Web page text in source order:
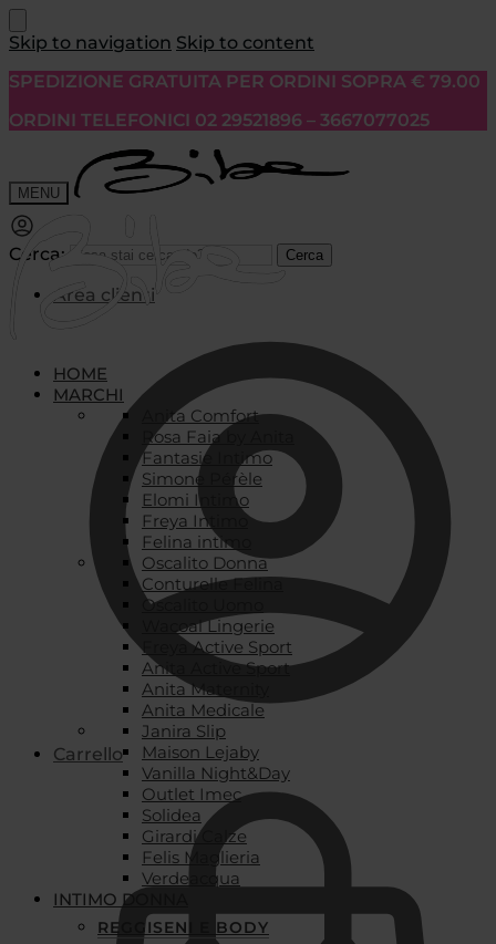
Skip to navigation Skip to content
SPEDIZIONE GRATUITA PER ORDINI SOPRA € 79.00
ORDINI TELEFONICI 02 29521896 – 3667077025
MENU
Cerca: Cerca
Area clienti
Carrello
HOME
MARCHI
Anita Comfort
Rosa Faia by Anita
Fantasie Intimo
Simone Pérèle
Elomi Intimo
Freya Intimo
Felina intimo
Oscalito Donna
Conturelle Felina
Oscalito Uomo
Wacoal Lingerie
Freya Active Sport
Anita Active Sport
Anita Maternity
Anita Medicale
Janira Slip
Maison Lejaby
Vanilla Night&Day
Outlet Imec
Solidea
Girardi Calze
Felis Maglieria
Verdeacqua
INTIMO DONNA
REGGISENI E BODY